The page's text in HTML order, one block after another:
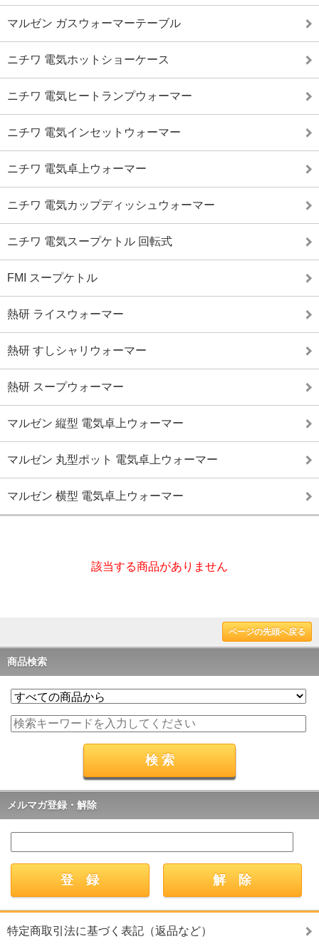
マルゼン ガスウォーマーテーブル
ニチワ 電気ホットショーケース
ニチワ 電気ヒートランプウォーマー
ニチワ 電気インセットウォーマー
ニチワ 電気卓上ウォーマー
ニチワ 電気カップディッシュウォーマー
ニチワ 電気スープケトル 回転式
FMI スープケトル
熱研 ライスウォーマー
熱研 すしシャリウォーマー
熱研 スープウォーマー
マルゼン 縦型 電気卓上ウォーマー
マルゼン 丸型ポット 電気卓上ウォーマー
マルゼン 横型 電気卓上ウォーマー
該当する商品がありません
ページの先頭へ戻る
商品検索
メルマガ登録・解除
特定商取引法に基づく表記（返品など）